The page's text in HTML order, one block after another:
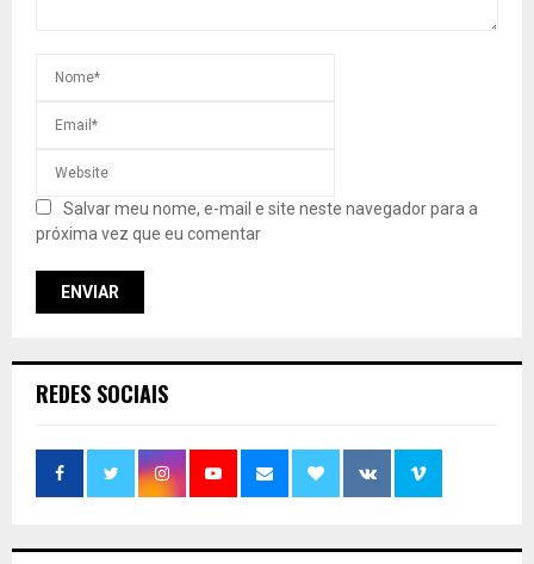
Salvar meu nome, e-mail e site neste navegador para a
próxima vez que eu comentar
REDES SOCIAIS